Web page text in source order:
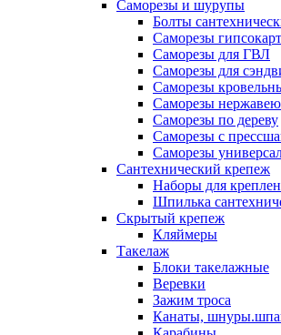
Саморезы и шурупы
Болты
Саморезы
Саморезы для ГВЛ
Саморезы для
Саморезы
Саморезы
Саморезы по дереву
Саморезы с
Саморезы
Сантехнический крепеж
Наборы для
Шпилька
Скрытый крепеж
Кляймеры
Такелаж
Блоки такелажные
Веревки
Зажим троса
Канаты,